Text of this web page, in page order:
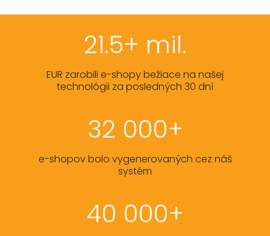
21.5+ mil.
EUR zarobili e-shopy bežiace na našej
technológii za posledných 30 dní
32 000+
e-shopov bolo vygenerovaných cez náš
systém
40 000+